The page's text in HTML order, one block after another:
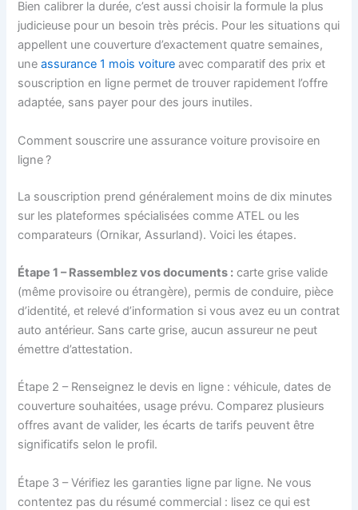
Bien calibrer la durée, c’est aussi choisir la formule la plus
judicieuse pour un besoin très précis. Pour les situations qui
appellent une couverture d’exactement quatre semaines,
uneassurance 1 mois voiture avec comparatif des prix et
souscription en ligne permet de trouver rapidement l’offre
adaptée, sans payer pour des jours inutiles.
Comment souscrire une assurance voiture provisoire en
ligne ?
La souscription prend généralement moins de dix minutes
sur les plateformes spécialisées comme ATEL ou les
comparateurs (Ornikar, Assurland). Voici les étapes.
Étape 1 – Rassemblez vos documents : carte grise valide
(même provisoire ou étrangère), permis de conduire, pièce
d’identité, et relevé d’information si vous avez eu un contrat
auto antérieur. Sans carte grise, aucun assureur ne peut
émettre d’attestation.
Étape 2 – Renseignez le devis en ligne : véhicule, dates de
couverture souhaitées, usage prévu. Comparez plusieurs
offres avant de valider, les écarts de tarifs peuvent être
significatifs selon le profil.
Étape 3 – Vérifiez les garanties ligne par ligne. Ne vous
contentez pas du résumé commercial : lisez ce qui est